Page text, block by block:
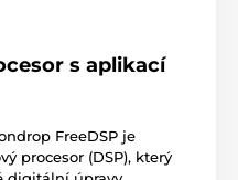
s aplikací
FreeDSP je
procesor (DSP), který